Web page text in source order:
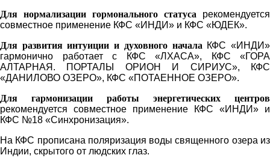
Для нормализации гормонального статуса рекомендуется
совместное применение КФС «ИНДИ» и КФС «ЮДЕК».
Для развития интуиции и духовного начала КФС «ИНДИ»
гармонично работает с КФС «ЛХАСА», КФС «ГОРА
АЛТАРНАЯ. ПОРТАЛЫ ОРИОН И СИРИУС», КФС
«ДАНИЛОВО ОЗЕРО», КФС «ПОТАЕННОЕ ОЗЕРО».
Для гармонизации работы энергетических центров
рекомендуется совместное применение КФС «ИНДИ» и
КФС №18 «Синхронизация».
На КФС прописана поляризация воды священного озера из
Индии, скрытого от людских глаз.